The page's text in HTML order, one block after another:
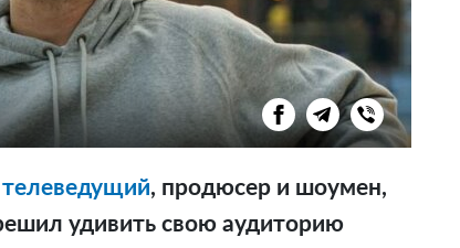
, продюсер и шоумен,
удивить свою аудиторию